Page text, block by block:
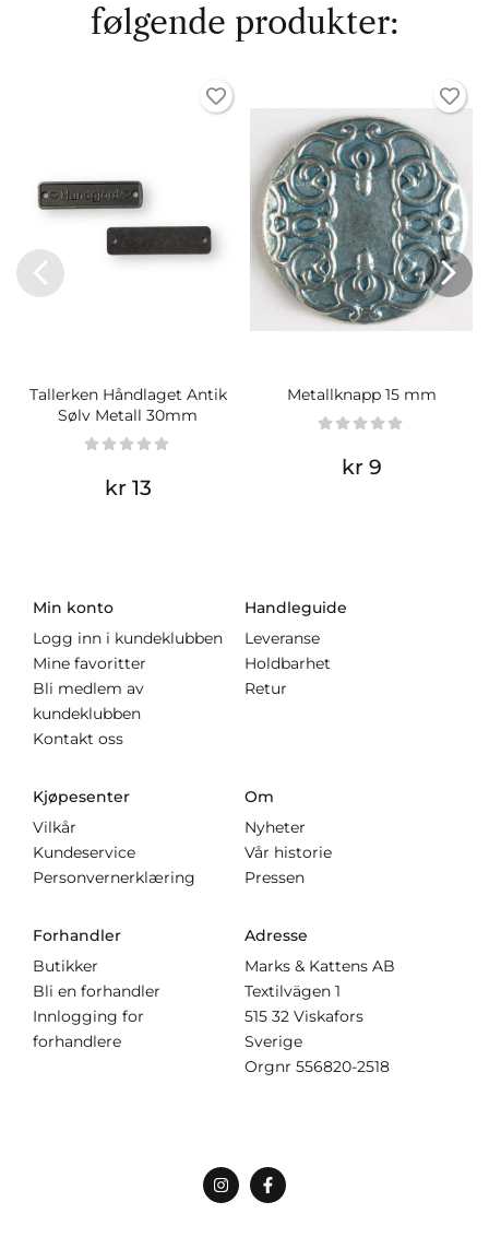
følgende produkter:
Tallerken Håndlaget Antik
Sølv Metall 30mm
kr 13
Metallknapp 15 mm
kr 9
Min konto
Logg inn i kundeklubben
Mine favoritter
Bli medlem av
kundeklubben
Kontakt oss
Handleguide
Leveranse
Holdbarhet
Retur
Kjøpesenter
Vilkår
Kundeservice
Personvernerklæring
Om
Nyheter
Vår historie
Pressen
Forhandler
Butikker
Bli en forhandler
Innlogging for
forhandlere
Adresse
Marks & Kattens AB
Textilvägen 1
515 32 Viskafors
Sverige
Orgnr 556820-2518